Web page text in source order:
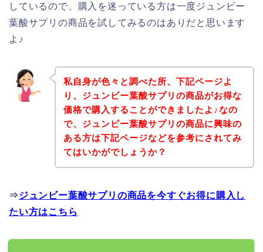
しているので、購入を迷っている方は一度ジュンビー
葉酸サプリの商品を試してみるのはありだと思います
よ♪
私自身が色々と調べた所、下記ページよ
り、ジュンビー葉酸サプリの商品がお得な
価格で購入することができましたよ♪なの
で、ジュンビー葉酸サプリの商品に興味の
ある方は下記ページなどを参考にされてみ
てはいかがでしょうか？
⇒ジュンビー葉酸サプリの商品を今すぐお得に購入し
たい方はこちら